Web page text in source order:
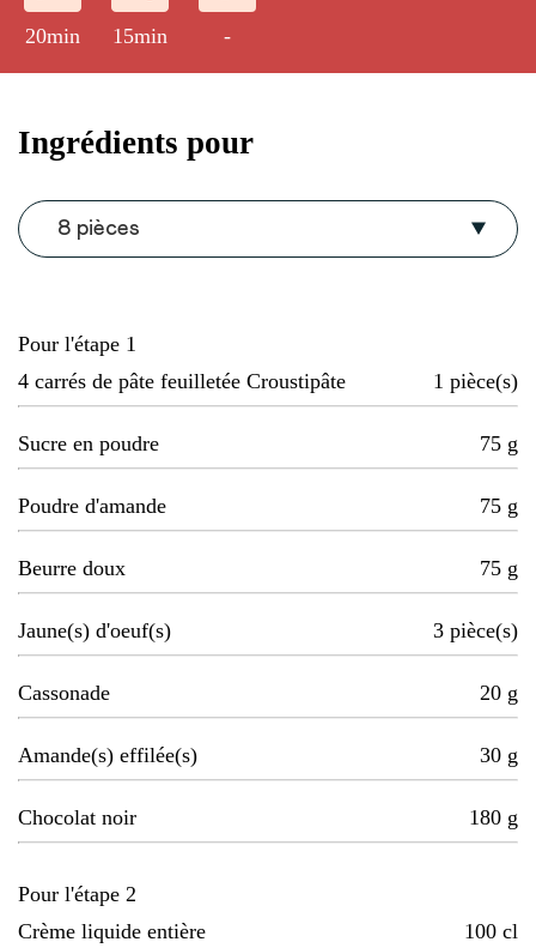
20min
15min -
Ingrédients pour
8 pièces
Pour l'étape 1
4 carrés de pâte feuilletée Croustipâte
1 pièce(s)
Sucre en poudre 75 g
Poudre d'amande 75 g
Beurre doux 75 g
Jaune(s) d'oeuf(s) 3 pièce(s)
Cassonade 20 g
Amande(s) effilée(s) 30 g
Chocolat noir 180 g
Pour l'étape 2
Crème liquide entière
100 cl